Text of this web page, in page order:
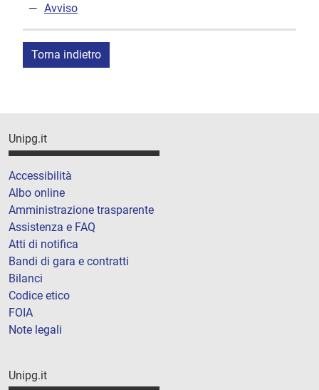
Avviso
Torna indietro
Unipg.it
Accessibilità
Albo online
Amministrazione trasparente
Assistenza e FAQ
Atti di notifica
Bandi di gara e contratti
Bilanci
Codice etico
FOIA
Note legali
Unipg.it